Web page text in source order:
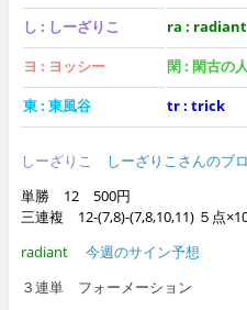
し : しーざりこ ra : radiant
ヨ : ヨッシー
閑 : 閑古の人
東 : 東風谷
tr : trick
しーざりこ
しーざりこさんのブ
単勝 12 500円
三連複 12-(7,8)-(7,8,10,11) ５点
radiant
今週のサイン予想
３連単 フォーメーション